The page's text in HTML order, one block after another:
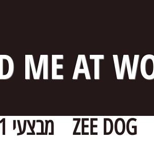
ME AT
ZEE DOG מבצעי 10+1